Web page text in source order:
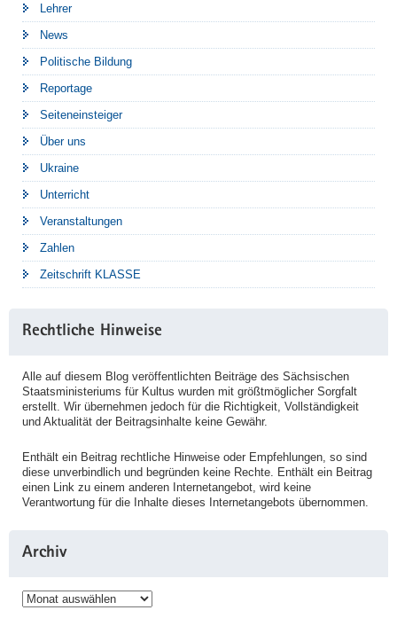
Lehrer
News
Politische Bildung
Reportage
Seiteneinsteiger
Über uns
Ukraine
Unterricht
Veranstaltungen
Zahlen
Zeitschrift KLASSE
Rechtliche Hinweise
Alle auf diesem Blog veröffentlichten Beiträge des Sächsischen
Staatsministeriums für Kultus wurden mit größtmöglicher Sorgfalt
erstellt. Wir übernehmen jedoch für die Richtigkeit, Vollständigkeit
und Aktualität der Beitragsinhalte keine Gewähr.
Enthält ein Beitrag rechtliche Hinweise oder Empfehlungen, so sind
diese unverbindlich und begründen keine Rechte. Enthält ein Beitrag
einen Link zu einem anderen Internetangebot, wird keine
Verantwortung für die Inhalte dieses Internetangebots übernommen.
Archiv
Archiv